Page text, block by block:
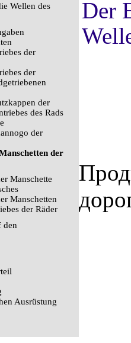
Wellen des
der
der
der
des Rads
der
der
Manschette
Manschetten
der Räder
den
Ausrüstung
Der